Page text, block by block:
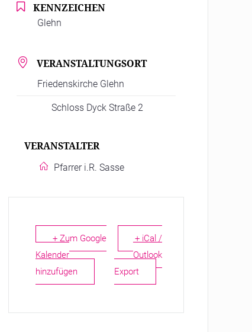
KENNZEICHEN
Glehn
VERANSTALTUNGSORT
Friedenskirche Glehn
Schloss Dyck Straße 2
VERANSTALTER
Pfarrer i.R. Sasse
+ Zum Google
Kalender
hinzufügen
+ iCal /
Outlook
Export